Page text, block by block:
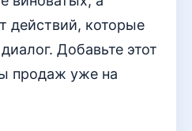
действий, которые
Добавьте этот
продаж уже на